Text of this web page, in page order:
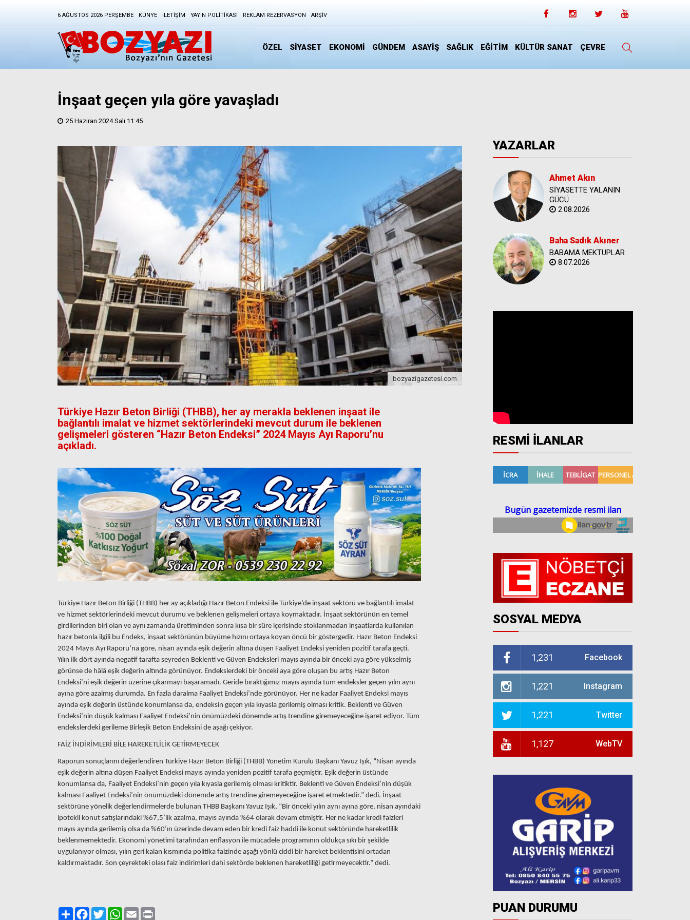
6 AĞUSTOS 2026 PERŞEMBE KÜNYE İLETIŞIM YAYIN POLITIKASI REKLAM REZERVASYON ARŞIV
ÖZEL SİYASET EKONOMİ GÜNDEM ASAYİŞ SAĞLIK EĞİTİM KÜLTÜR SANAT ÇEVRE
İnşaat geçen yıla göre yavaşladı
25 Haziran 2024 Salı 11:45
bozyazigazetesi.com
Türkiye Hazır Beton Birliği (THBB), her ay merakla beklenen inşaat ile
bağlantılı imalat ve hizmet sektörlerindeki mevcut durum ile beklenen
gelişmeleri gösteren “Hazır Beton Endeksi” 2024 Mayıs Ayı Raporu’nu
açıkladı.
Türkiye Hazır Beton Birliği (THBB) her ay açıkladığı Hazır Beton Endeksi ile Türkiye’de inşaat sektörü ve bağlantılı imalat
ve hizmet sektörlerindeki mevcut durumu ve beklenen gelişmeleri ortaya koymaktadır. İnşaat sektörünün en temel
girdilerinden biri olan ve aynı zamanda üretiminden sonra kısa bir süre içerisinde stoklanmadan inşaatlarda kullanılan
hazır betonla ilgili bu Endeks, inşaat sektörünün büyüme hızını ortaya koyan öncü bir göstergedir. Hazır Beton Endeksi
2024 Mayıs Ayı Raporu’na göre, nisan ayında eşik değerin altına düşen Faaliyet Endeksi yeniden pozitif tarafa geçti.
Yılın ilk dört ayında negatif tarafta seyreden Beklenti ve Güven Endeksleri mayıs ayında bir önceki aya göre yükselmiş
görünse de hâlâ eşik değerin altında görünüyor. Endekslerdeki bir önceki aya göre oluşan bu artış Hazır Beton
Endeksi’ni eşik değerin üzerine çıkarmayı başaramadı. Geride bıraktığımız mayıs ayında tüm endeksler geçen yılın aynı
ayına göre azalmış durumda. En fazla daralma Faaliyet Endeksi’nde görünüyor. Her ne kadar Faaliyet Endeksi mayıs
ayında eşik değerin üstünde konumlansa da, endeksin geçen yıla kıyasla gerilemiş olması kritik. Beklenti ve Güven
Endeksi’nin düşük kalması Faaliyet Endeksi’nin önümüzdeki dönemde artış trendine giremeyeceğine işaret ediyor. Tüm
endekslerdeki gerileme Birleşik Beton Endeksini de aşağı çekiyor.
FAİZ İNDİRİMLERİ BİLE HAREKETLİLİK GETİRMEYECEK
Raporun sonuçlarını değerlendiren Türkiye Hazır Beton Birliği (THBB) Yönetim Kurulu Başkanı Yavuz Işık, “Nisan ayında
eşik değerin altına düşen Faaliyet Endeksi mayıs ayında yeniden pozitif tarafa geçmiştir. Eşik değerin üstünde
konumlansa da, Faaliyet Endeksi’nin geçen yıla kıyasla gerilemiş olması kritiktir. Beklenti ve Güven Endeksi’nin düşük
kalması Faaliyet Endeksi’nin önümüzdeki dönemde artış trendine giremeyeceğine işaret etmektedir.” dedi. İnşaat
sektörüne yönelik değerlendirmelerde bulunan THBB Başkanı Yavuz Işık, “Bir önceki yılın aynı ayına göre, nisan ayındaki
ipotekli konut satışlarındaki %67,5’lik azalma, mayıs ayında %64 olarak devam etmiştir. Her ne kadar kredi faizleri
mayıs ayında gerilemiş olsa da %60’ın üzerinde devam eden bir kredi faiz haddi ile konut sektöründe hareketlilik
beklenmemektedir. Ekonomi yönetimi tarafından enflasyon ile mücadele programının oldukça sıkı bir şekilde
uygulanıyor olması, yılın geri kalan kısmında politika faizinde aşağı yönlü ciddi bir hareket beklentisini ortadan
kaldırmaktadır. Son çeyrekteki olası faiz indirimleri dahi sektörde beklenen hareketliliği getirmeyecektir.” dedi.
PaylaşFacebook
Twitter
WhatsApp
Email
YAZARLAR
Ahmet Akın
SİYASETTE YALANIN
GÜCÜ
2.08.2026
Baha Sadık Akıner
BABAMA MEKTUPLAR
8.07.2026
RESMİ İLANLAR
SOSYAL MEDYA
1,231 Facebook
1,221 Instagram
1,221 Twitter
1,127 WebTV
PUAN DURUMU